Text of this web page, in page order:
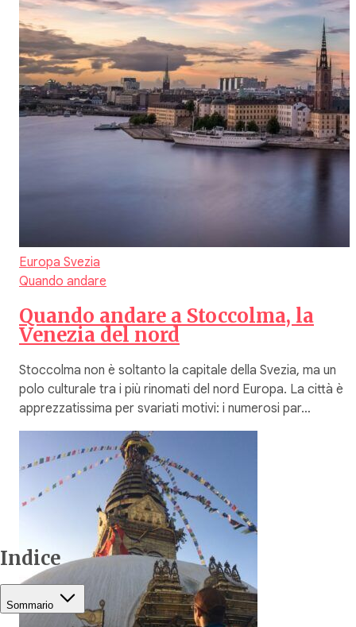
Indice
Sommario
Europa Svezia
Quando andare
Quando andare a Stoccolma, la
Venezia del nord
Stoccolma non è soltanto la capitale della Svezia, ma un
polo culturale tra i più rinomati del nord Europa. La città è
apprezzatissima per svariati motivi: i numerosi par…